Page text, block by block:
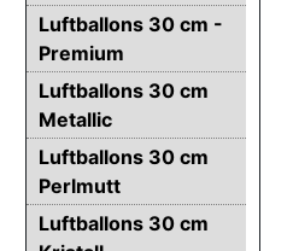
Luftballons 30 cm -
Premium
Luftballons 30 cm
Metallic
Luftballons 30 cm
Perlmutt
Luftballons 30 cm